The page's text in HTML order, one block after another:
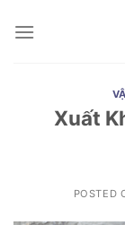
Xuất
POSTED